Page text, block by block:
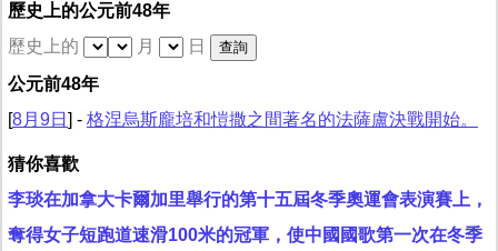
歷史上的公元前48年
歷史上的
月
日
公元前48年
[8月9日 ] - 格涅烏斯龐培和愷撒之間著名的法薩盧決戰開始。
猜你喜歡
李琰在加拿大卡爾加里舉行的第十五屆冬季奧運會表演賽上，
奪得女子短跑道速滑100米的冠軍，使中國國歌第一次在冬季